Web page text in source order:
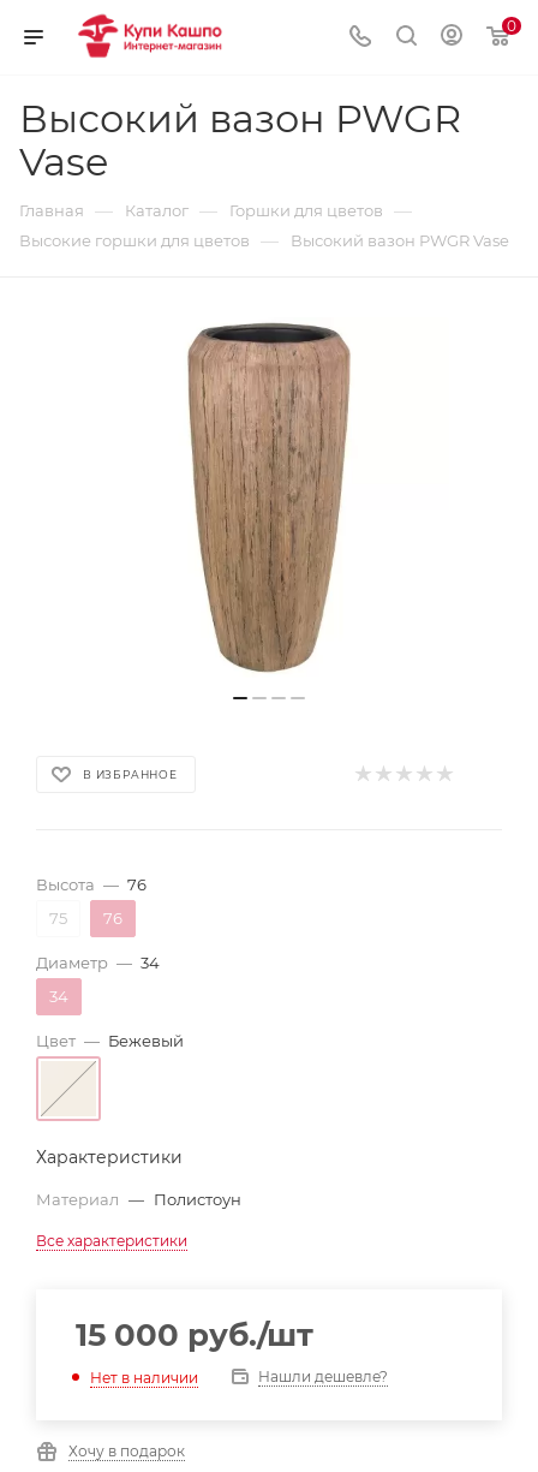
0
Высокий вазон PWGR
Vase
Главная — Каталог — Горшки для цветов —
Высокие горшки для цветов — Высокий вазон PWGR Vase
В ИЗБРАННОЕ
Высота — 76
75
76
Диаметр — 34
34
Цвет — Бежевый
Характеристики
Материал — Полистоун
Все характеристики
15 000 руб./шт
Нет в наличии Нашли дешевле?
Хочу в подарок